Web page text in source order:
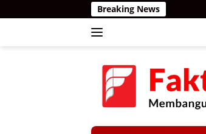
ke
Breaking News